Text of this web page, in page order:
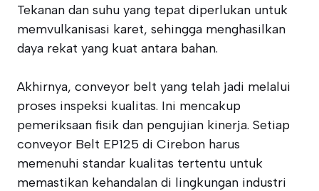
Tekanan dan suhu yang tepat diperlukan untuk
memvulkanisasi karet, sehingga menghasilkan
daya rekat yang kuat antara bahan.
Akhirnya, conveyor belt yang telah jadi melalui
proses inspeksi kualitas. Ini mencakup
pemeriksaan fisik dan pengujian kinerja. Setiap
conveyor Belt EP125 di Cirebon harus
memenuhi standar kualitas tertentu untuk
memastikan kehandalan di lingkungan industri